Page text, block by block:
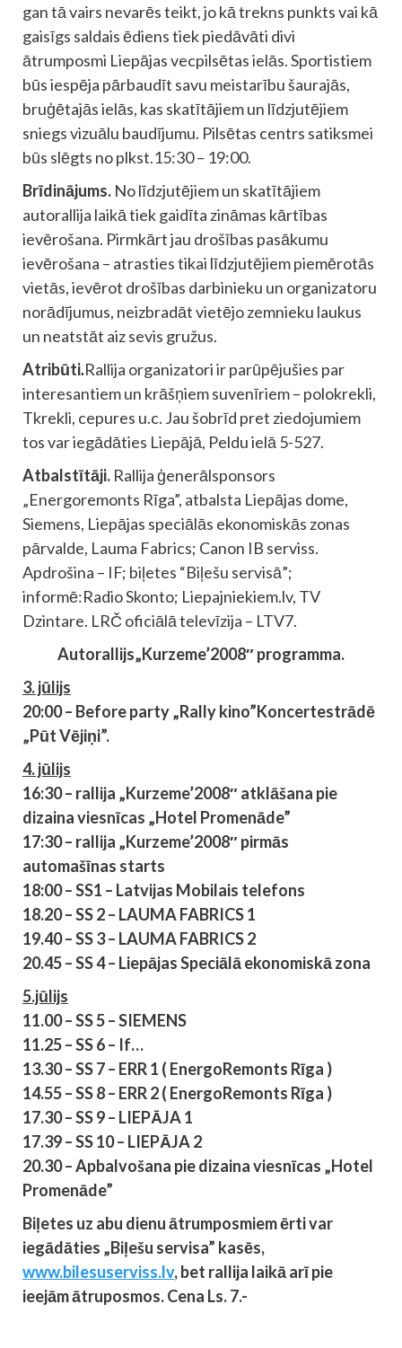
gan tā vairs nevarēs teikt, jo kā trekns punkts vai kā
gaisīgs saldais ēdiens tiek piedāvāti divi
ātrumposmi Liepājas vecpilsētas ielās. Sportistiem
būs iespēja pārbaudīt savu meistarību šaurajās,
bruģētajās ielās, kas skatītājiem un līdzjutējiem
sniegs vizuālu baudījumu. Pilsētas centrs satiksmei
būs slēgts no plkst.15:30 – 19:00.
Brīdinājums. No līdzjutējiem un skatītājiem
autorallija laikā tiek gaidīta zināmas kārtības
ievērošana. Pirmkārt jau drošības pasākumu
ievērošana – atrasties tikai līdzjutējiem piemērotās
vietās, ievērot drošības darbinieku un organizatoru
norādījumus, neizbradāt vietējo zemnieku laukus
un neatstāt aiz sevis gružus.
Atribūti.Rallija organizatori ir parūpējušies par
interesantiem un krāšņiem suvenīriem – polokrekli,
Tkrekli, cepures u.c. Jau šobrīd pret ziedojumiem
tos var iegādāties Liepājā, Peldu ielā 5-527.
Atbalstītāji. Rallija ģenerālsponsors
„Energoremonts Rīga”, atbalsta Liepājas dome,
Siemens, Liepājas speciālās ekonomiskās zonas
pārvalde, Lauma Fabrics; Canon IB serviss.
Apdrošina – IF; biļetes “Biļešu servisā”;
informē:Radio Skonto; Liepajniekiem.lv, TV
Dzintare. LRČ oficiālā televīzija – LTV7.
Autorallijs„Kurzeme’2008″programma.
3. jūlijs
20:00 – Before party „Rally kino”Koncertestrādē
„Pūt Vējiņi”.
4. jūlijs
16:30 – rallija „Kurzeme’2008″ atklāšana pie
dizaina viesnīcas „Hotel Promenāde”
17:30 – rallija „Kurzeme’2008″ pirmās
automašīnas starts
18:00 –SS1 – Latvijas Mobilais telefons
18.20 – SS 2 – LAUMA FABRICS 1
19.40 – SS 3 – LAUMA FABRICS 2
20.45 – SS 4 – Liepājas Speciālā ekonomiskā zona
5.jūlijs
11.00 – SS 5 – SIEMENS
11.25 – SS 6 – If…
13.30 – SS 7 – ERR 1 ( EnergoRemonts Rīga )
14.55 – SS 8 – ERR 2 ( EnergoRemonts Rīga )
17.30 – SS 9 – LIEPĀJA 1
17.39 – SS 10 – LIEPĀJA 2
20.30 – Apbalvošana pie dizaina viesnīcas „Hotel
Promenāde”
Biļetes uz abu dienu ātrumposmiem ērti var
iegādāties „Biļešu servisa” kasēs,
www.bilesuserviss.lv, bet rallija laikā arī pie
ieejām ātruposmos. Cena Ls. 7.-